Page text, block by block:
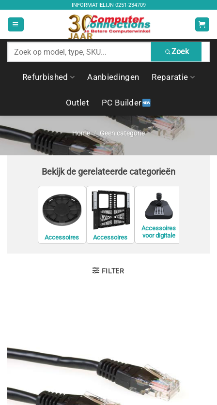
inhoud
INFORMATIELIJN 0251-234709
Zoek
producten
Zoek
Refurbished Aanbiedingen Reparatie
Outlet PC Builder
Home / Geen categorie
Bekijk de gerelateerde categorieën
Accessoires
voor
Accessoires
voor de
rmen
Accessoires
voor digitale
videorecorders
FILTER